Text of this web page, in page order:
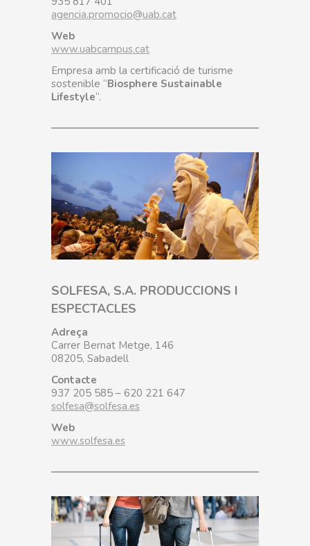
agencia.promocio@uab.cat
Web
www.uabcampus.cat
Empresa amb la certificació de turisme
sostenible “Biosphere Sustainable
Lifestyle“.
SOLFESA, S.A. PRODUCCIONS I
ESPECTACLES
Adreça
Carrer Bernat Metge, 146
08205, Sabadell
Contacte
937 205 585 – 620 221 647
solfesa@solfesa.es
Web
www.solfesa.es